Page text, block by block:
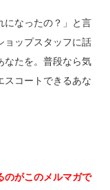
になったの？」と言
ョップスタッフに話
なたを。普段なら気
スコートできるあな
のがこのメルマガで